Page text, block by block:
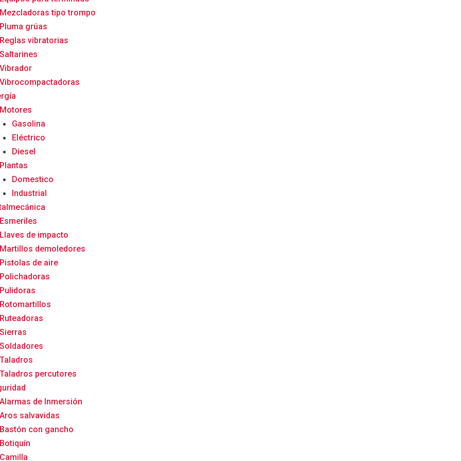
Mezcladoras tipo trompo
Pluma grúas
Reglas vibratorias
Saltarines
Vibrador
Vibrocompactadoras
Motores
Gasolina
Eléctrico
Diesel
Plantas
Domestico
Industrial
Esmeriles
Llaves de impacto
Martillos demoledores
Pistolas de aire
Polichadoras
Pulidoras
Rotomartillos
Ruteadoras
Sierras
Soldadores
Taladros
Taladros percutores
Alarmas de Inmersión
Aros salvavidas
Bastón con gancho
Botiquín
Camilla